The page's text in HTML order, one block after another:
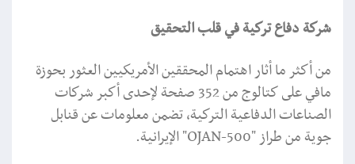
شركة دفاع تركية في قلب التحقيق
من أكثر ما أثار اهتمام المحققين الأمريكيين العثور بحوزة
مافي على كتالوج من 352 صفحة لإحدى أكبر شركات
الصناعات الدفاعية التركية، تضمن معلومات عن قنابل
جوية من طراز "OJAN-500" الإيرانية.